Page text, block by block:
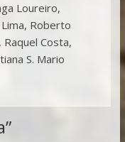
Loureiro,
Roberto
Raquel Costa,
S. Mario
”